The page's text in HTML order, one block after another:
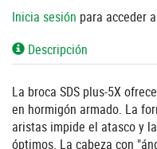
Inicia sesión para acceder
Descripción
La broca SDS plus-5X
en hormigón armado. La
aristas impide el atasco y
óptimos. La cabeza con